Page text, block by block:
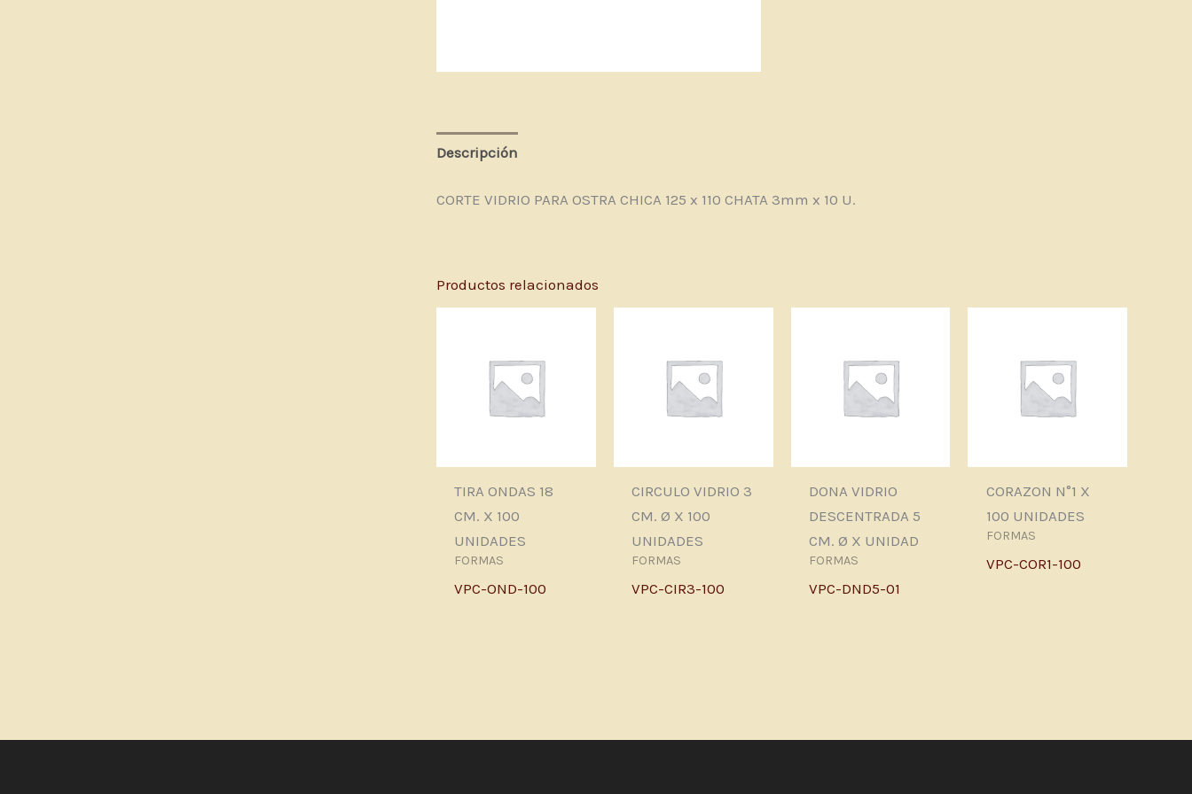
Descripción
CORTE VIDRIO PARA OSTRA CHICA 125 x 110 CHATA 3mm x 10 U.
Productos relacionados
TIRA ONDAS 18
CM. X 100
UNIDADES
FORMAS
VPC-OND-100
CIRCULO VIDRIO 3
CM. Ø X 100
UNIDADES
FORMAS
VPC-CIR3-100
DONA VIDRIO
DESCENTRADA 5
CM. Ø X UNIDAD
FORMAS
VPC-DND5-01
CORAZON N°1 X
100 UNIDADES
FORMAS
VPC-COR1-100